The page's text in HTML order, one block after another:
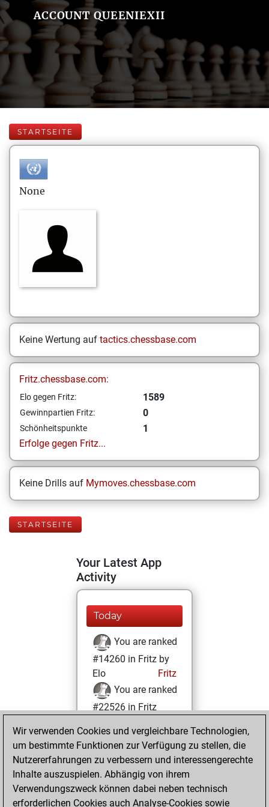
ACCOUNT QUEENIEXII
STARTSEITE
None
Keine Wertung auf tactics.chessbase.com
Fritz.chessbase.com:
Elo gegen Fritz: 1589
Gewinnpartien Fritz: 0
Schönheitspunkte
1
Erfolge gegen Fritz...
Keine Drills auf Mymoves.chessbase.com
STARTSEITE
Your Latest App
Activity
Today
You are ranked
#14260 in Fritz by
Elo
Fritz
You are ranked
#22526 in Fritz
Mittwoch, März
15, 2023
You achieved a
BeautyScore of 1
Wir verwenden Cookies und vergleichbare Technologien,
um bestimmte Funktionen zur Verfügung zu stellen, die
Nutzererfahrungen zu verbessern und interessengerechte
Inhalte auszuspielen. Abhängig von ihrem
Verwendungszweck können dabei neben technisch
erforderlichen Cookies auch Analyse-Cookies sowie